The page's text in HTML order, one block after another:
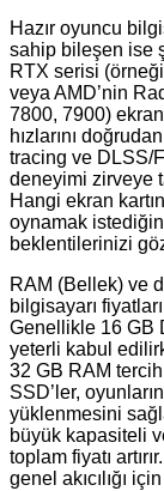
Hazır oyuncu
sahip bileşen ise
RTX serisi
veya AMD’nin
7800, 7900)
hızlarını
tracing ve DLSS/
deneyimi zirveye
Hangi ekran
oynamak
beklentilerinizi
RAM (Bellek) ve
bilgisayarı
Genellikle 16 GB
yeterli kabul
32 GB RAM
SSD’ler,
yüklenmesini
büyük kapasiteli
toplam fiyatı
genel akıcılığı